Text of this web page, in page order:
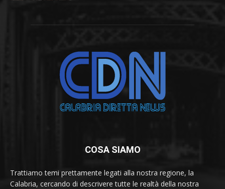
COSA SIAMO
Trattiamo temi prettamente legati alla nostra regione, la
Calabria, cercando di descrivere tutte le realtà della nostra